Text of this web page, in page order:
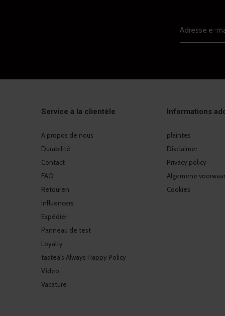
Service à la clientèle
A propos de nous
Durabilité
Contact
FAQ
Retouren
Influencers
Expédier
Panneau de test
Loyalty
tastea's Always Happy Policy
Video
Vacature
Informations
plaintes
Disclaimer
Privacy policy
Algemene
Cookies